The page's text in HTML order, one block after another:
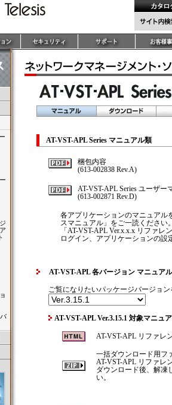
AT-VST-APL Series マニュアル類
梱包内容
(613-002838 Rev.A)
AT-VST-APL Series ユーザー
(613-002871 Rev.D)
各アプリケーションのマニュアル
スマニュアル」をご一読ください
「AT-VST-APL Ver.x.x.x リファ
ログイン、アプリケーションの
AT-VST-APL 各バージョン マニュ
ご覧になりたいパッケージバージョ
AT-VST-APL Ver.3.15.1 対象マニュ
AT-VST-APL リファレ
一括ダウンロード用フ
AT-VST-APL リファレ
ダウンロード後、解凍
い。